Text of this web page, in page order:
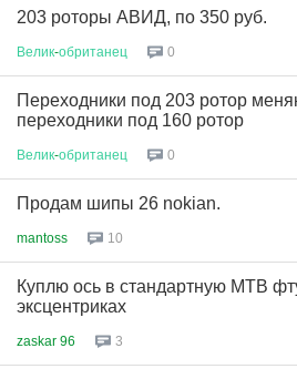
203 роторы АВИД, по 350 руб.
Велик-обританец 0
Переходники под 203 ротор
переходники под 160 ротор
Велик-обританец 0
Продам шипы 26 nokian.
mantoss 10
Куплю ось в стандартную MTB
эксцентриках
zaskar 96 3